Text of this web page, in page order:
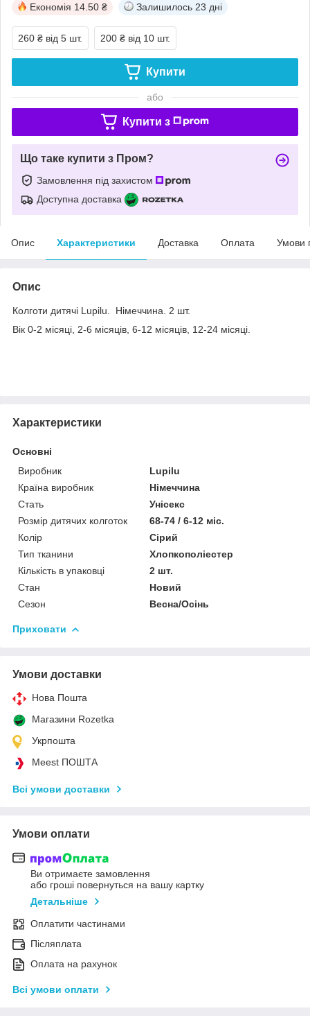
Економія 14.50 ₴ Залишилось 23 дні
260 ₴ від 5 шт. 200 ₴ від 10 шт.
Купити
або
Купити з
Що таке купити з Пром?
Замовлення під захистом
Доступна доставка
Опис Характеристики Доставка Оплата Умови
Опис
Колготи дитячі Lupilu. Німеччина. 2 шт.
Вік 0-2 місяці, 2-6 місяців, 6-12 місяців, 12-24 місяці.
Характеристики
Основні
Виробник
Lupilu
Країна виробник
Німеччина
Стать
Унісекс
Розмір дитячих колготок
68-74 / 6-12 міс.
Колір
Сірий
Тип тканини
Хлопкополіестер
Кількість в упаковці
2 шт.
Стан
Новий
Сезон
Весна/Осінь
Приховати
Умови доставки
Нова Пошта
Магазини Rozetka
Укрпошта
Meest ПОШТА
Всі умови доставки
Умови оплати
Ви отримаєте замовлення
або гроші повернуться на вашу картку
Детальніше
Оплатити частинами
Післяплата
Оплата на рахунок
Всі умови оплати